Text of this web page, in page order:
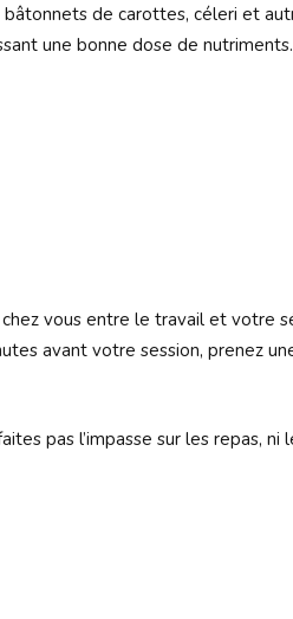
de carottes, céleri et
une bonne dose de
vous entre le travail et votre
avant votre session, prenez
pas l’impasse sur les repas,